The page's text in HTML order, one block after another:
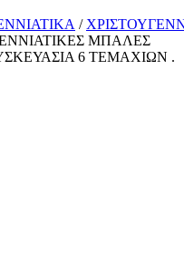
/
ΜΠΑΛΕΣ
6 ΤΕΜΑΧΙΩΝ .